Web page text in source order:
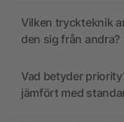
Vilken tryckteknik
den sig från andra?
Vad betyder
jämfört med